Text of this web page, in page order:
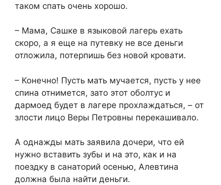
таком спать очень хорошо.
– Мама, Сашке в языковой лагерь ехать
скоро, а я еще на путевку не все деньги
отложила, потерпишь без новой кровати.
– Конечно! Пусть мать мучается, пусть у нее
спина отнимется, зато этот оболтус и
дармоед будет в лагере прохлаждаться, – от
злости лицо Веры Петровны перекашивало.
А однажды мать заявила дочери, что ей
нужно вставить зубы и на это, как и на
поездку в санаторий осенью, Алевтина
должна была найти деньги.